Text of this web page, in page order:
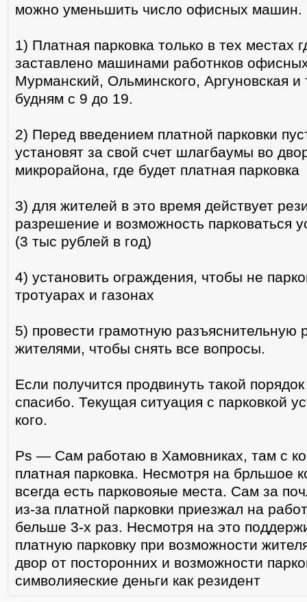
можно уменьшить число офисных машин.
1) Платная парковка только в тех местах
заставлено машинами работнков
Мурманский, Ольминского, Аргуновская и
будням с 9 до 19.
2) Перед введением платной парковки
установят за свой счет шлагбаумы во
микрорайона, где будет платная парковка
3) для жителей в это время действует
разрешение и возможность парковаться
(3 тыс рублей в год)
4) установить ограждения, чтобы не
тротуарах и газонах
5) провести грамотную разъяснительную
жителями, чтобы снять все вопросы.
Если получится продвинуть такой
спасибо. Текущая ситуация с парковкой
кого.
Ps — Сам работаю в Хамовниках, там с
платная парковка. Несмотря на брльшое
всегда есть парковояые места. Сам за
из-за платной парковки приезжал на
бельше 3-х раз. Несмотря на это
платную парковку при возможности
двор от посторонних и возможности
символияеские деньги как резидент